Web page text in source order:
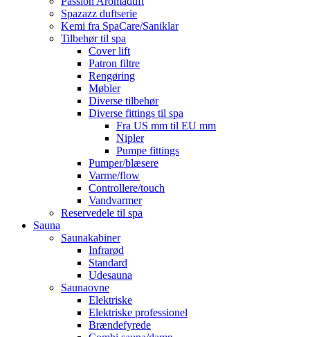
Spazazz duftserie
Kemi fra SpaCare/Saniklar
Tilbehør til spa
Cover lift
Patron filtre
Rengøring
Møbler
Diverse tilbehør
Diverse fittings til spa
Fra US mm til EU mm
Nipler
Pumpe fittings
Pumper/blæsere
Varme/flow
Controllere/touch
Vandvarmer
Reservedele til spa
Sauna
Saunakabiner
Infrarød
Standard
Udesauna
Saunaovne
Elektriske
Elektriske professionel
Brændefyrede